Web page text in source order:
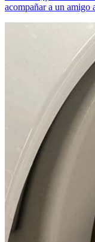
acompañar a un amigo